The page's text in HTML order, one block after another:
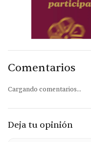
Comentarios
Cargando comentarios...
Deja tu opinión